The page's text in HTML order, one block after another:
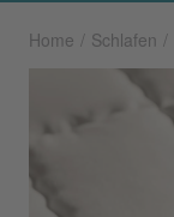
Home Schlafen